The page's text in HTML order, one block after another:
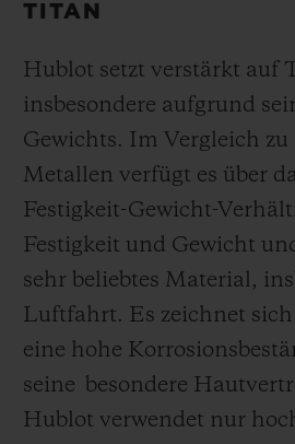
TITAN
Hublot setzt verstärkt auf
insbesondere aufgrund
Gewichts. Im Vergleich zu
Metallen verfügt es über
Festigkeit-Gewicht-
Festigkeit und Gewicht
sehr beliebtes Material,
Luftfahrt. Es zeichnet
eine hohe
seine besondere
Hublot verwendet nur